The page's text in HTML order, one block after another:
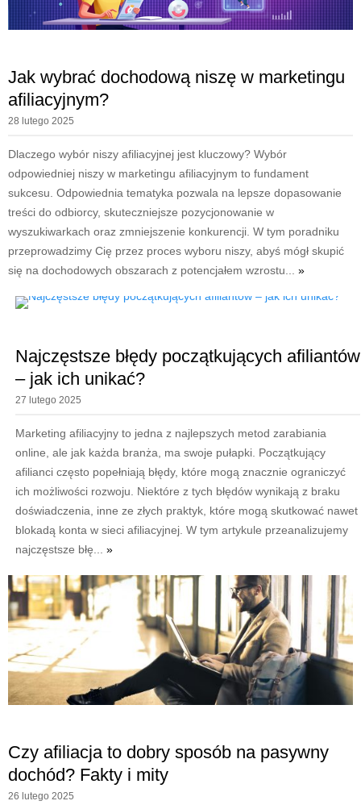
Jak wybrać dochodową niszę w marketingu
afiliacyjnym?
28 lutego 2025
Dlaczego wybór niszy afiliacyjnej jest kluczowy? Wybór
odpowiedniej niszy w marketingu afiliacyjnym to fundament
sukcesu. Odpowiednia tematyka pozwala na lepsze dopasowanie
treści do odbiorcy, skuteczniejsze pozycjonowanie w
wyszukiwarkach oraz zmniejszenie konkurencji. W tym poradniku
przeprowadzimy Cię przez proces wyboru niszy, abyś mógł skupić
się na dochodowych obszarach z potencjałem wzrostu... »
Najczęstsze błędy początkujących afiliantów
– jak ich unikać?
27 lutego 2025
Marketing afiliacyjny to jedna z najlepszych metod zarabiania
online, ale jak każda branża, ma swoje pułapki. Początkujący
afilianci często popełniają błędy, które mogą znacznie ograniczyć
ich możliwości rozwoju. Niektóre z tych błędów wynikają z braku
doświadczenia, inne ze złych praktyk, które mogą skutkować nawet
blokadą konta w sieci afiliacyjnej. W tym artykule przeanalizujemy
najczęstsze błę... »
Czy afiliacja to dobry sposób na pasywny
dochód? Fakty i mity
26 lutego 2025